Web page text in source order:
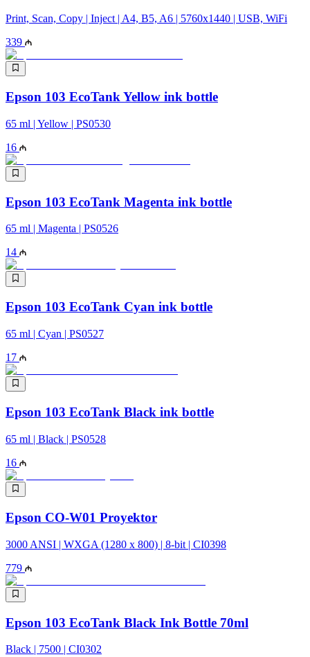
Print, Scan, Copy | Inject | A4, B5, A6 | 5760x1440 | USB, WiFi
339
Epson 103 EcoTank Yellow ink bottle
65 ml | Yellow | PS0530
16
Epson 103 EcoTank Magenta ink bottle
65 ml | Magenta | PS0526
14
Epson 103 EcoTank Cyan ink bottle
65 ml | Cyan | PS0527
17
Epson 103 EcoTank Black ink bottle
65 ml | Black | PS0528
16
Epson CO-W01 Proyektor
3000 ANSI | WXGA (1280 x 800) | 8-bit | CI0398
779
Epson 103 EcoTank Black Ink Bottle 70ml
Black | 7500 | CI0302